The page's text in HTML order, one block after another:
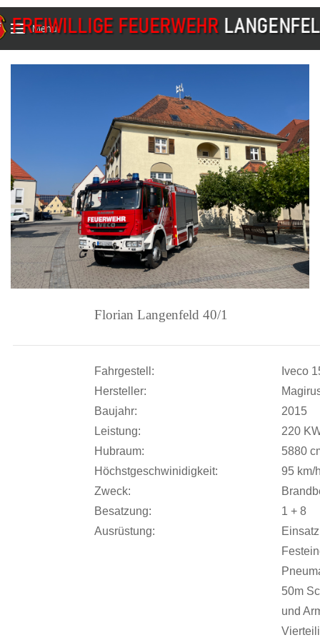
Menu
Florian Langenfeld 40/1
Fahrgestell:
Iveco
Hersteller:
Baujahr:
2015
Leistung:
220
Hubraum:
5880
Höchstgeschwinidigkeit:
95 km/
Zweck:
Besatzung:
1 + 8
Ausrüstung:
50m
und